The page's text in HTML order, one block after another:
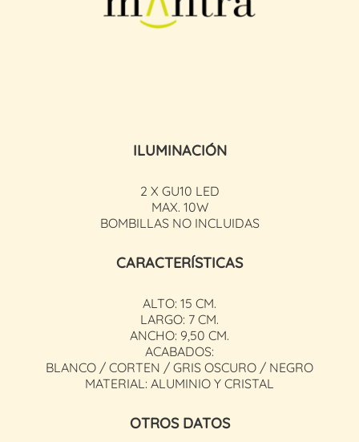
ILUMINACIÓN
2 X GU10 LED
MAX. 10W
BOMBILLAS NO INCLUIDAS
CARACTERÍSTICAS
ALTO: 15 CM.
LARGO: 7 CM.
ANCHO: 9,50 CM.
ACABADOS:
BLANCO / CORTEN / GRIS OSCURO / NEGRO
MATERIAL: ALUMINIO Y CRISTAL
OTROS DATOS